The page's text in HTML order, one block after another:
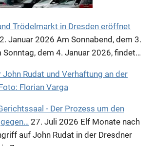
Trödelmarkt in Dresden eröffnet
2. Januar 2026 Am Sonnabend, dem 3.
Sonntag, dem 4. Januar 2026, findet…
- Der Prozess um den
27. Juli 2026 Elf Monate nach
auf John Rudat in der Dresdner